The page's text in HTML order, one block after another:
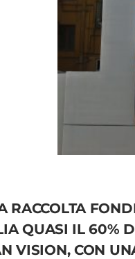
RACCOLTA
QUASI IL 60%
VISION, CON